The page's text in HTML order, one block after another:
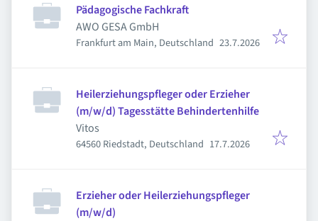
Pädagogische Fachkraft
AWO GESA GmbH
Frankfurt am Main, Deutschland Veröffentlicht:
23.7.2026
Heilerziehungspfleger oder Erzieher
(m/w/d) Tagesstätte Behindertenhilfe
Vitos
64560 Riedstadt, Deutschland Veröffentlicht
17.7.2026
Erzieher oder Heilerziehungspfleger
(m/w/d)